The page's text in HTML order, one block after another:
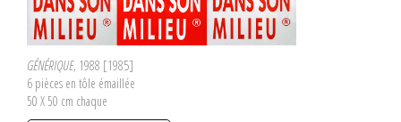
GÉNÉRIQUE, 1988 [1985]
6 pièces en tôle émaillée
50 X 50 cm chaque